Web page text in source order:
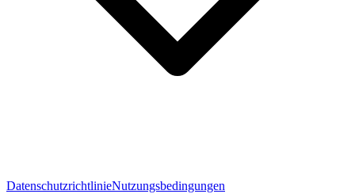
DatenschutzrichtlinieNutzungsbedingungen